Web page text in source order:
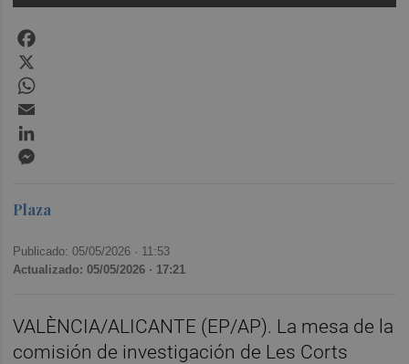
Plaza
Publicado: 05/05/2026 · 11:53
Actualizado: 05/05/2026 · 17:21
VALÈNCIA/ALICANTE (EP/AP). La mesa de la
comisión de investigación de Les Corts